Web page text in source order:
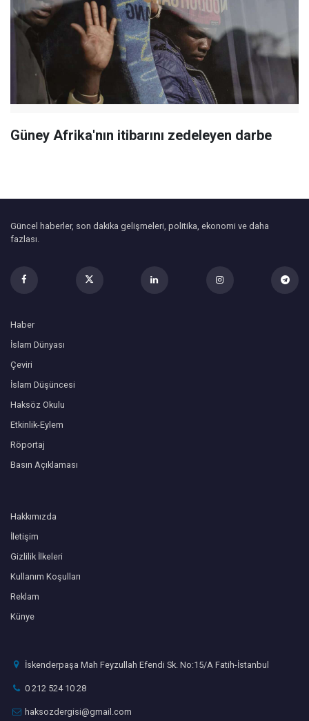
Güney Afrika'nın itibarını zedeleyen darbe
Güncel haberler, son dakika gelişmeleri, politika, ekonomi ve daha
fazlası.
Haber
İslam Dünyası
Çeviri
İslam Düşüncesi
Haksöz Okulu
Etkinlik-Eylem
Röportaj
Basın Açıklaması
Hakkımızda
İletişim
Gizlilik İlkeleri
Kullanım Koşulları
Reklam
Künye
İskenderpaşa Mah Feyzullah Efendi Sk. No:15/A Fatih-İstanbul
0 212 524 10 28
haksozdergisi@gmail.com